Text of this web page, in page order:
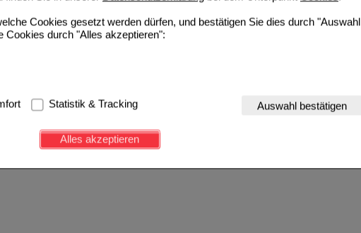
Cookies gesetzt werden dürfen, und bestätigen Sie dies durch "Auswahl
Cookies durch "Alles akzeptieren":
es sich um Cookies, die für die Grundfunktionen unserer Website
Kundenkonto), weshalb auf diese nicht verzichtet werden kann.
um das Einkaufserlebnis noch ansprechender zu gestalten,
des Besuchers oder unsere Seite an bevorzugte Verhaltensweisen (z.B.
zu betreiben.
Website weiter für Sie optimieren können, den Inhalt auf unserer Website aber
relevant für Sie zu gestalten. Bitte beachten Sie, dass Daten hierfür
Statistik & Tracking Auswahl bestätigen
Alles akzeptieren